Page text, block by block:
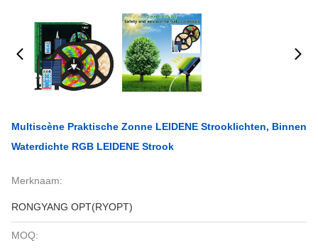
Multiscène Praktische Zonne LEIDENE Strooklichten, Binnen
Waterdichte RGB LEIDENE Strook
Merknaam:
RONGYANG OPT(RYOPT)
MOQ: